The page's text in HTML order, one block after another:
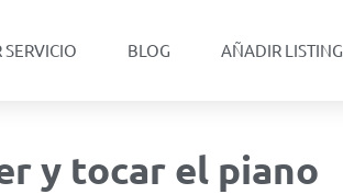
SERVICIO BLOG AÑADIR LISTING
y tocar el piano